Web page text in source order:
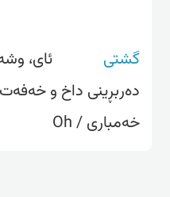
گشتی
ئای،
دەربڕینی داخ و
خەمباری / Oh